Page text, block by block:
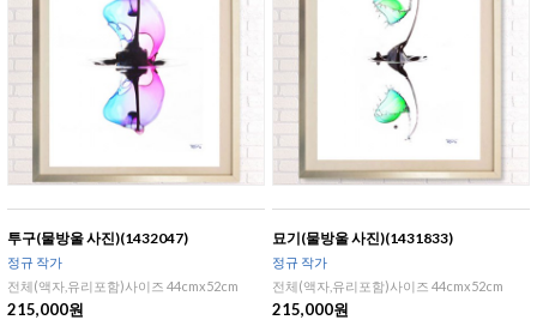
투구(물방울 사진)(1432047)
정규 작가
전체(액자,유리포함)사이즈 44cmx52cm
215,000원
묘기(물방울 사진)(1431833)
정규 작가
전체(액자,유리포함)사이즈 44cmx52cm
215,000원